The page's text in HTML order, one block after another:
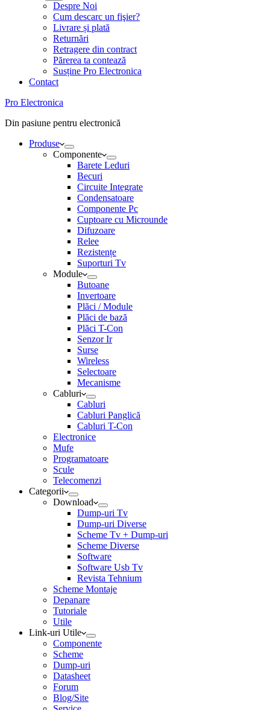
Despre Noi
Cum descarc un fişier?
Livrare și plată
Returnări
Retragere din contract
Părerea ta contează
Susține Pro Electronica
Contact
Pro Electronica
Din pasiune pentru electronică
Produse
Componente
Barete Leduri
Becuri
Circuite Integrate
Condensatoare
Componente Pc
Cuptoare cu Microunde
Difuzoare
Relee
Rezistențe
Suporturi Tv
Module
Butoane
Invertoare
Plăci / Module
Plăci de bază
Plăci T-Con
Senzor Ir
Surse
Wireless
Selectoare
Mecanisme
Cabluri
Cabluri
Cabluri Panglică
Cabluri T-Con
Electronice
Mufe
Programatoare
Scule
Telecomenzi
Categorii
Download
Dump-uri Tv
Dump-uri Diverse
Scheme Tv + Dump-uri
Scheme Diverse
Software
Software Usb Tv
Revista Tehnium
Scheme Montaje
Depanare
Tutoriale
Utile
Link-uri Utile
Componente
Scheme
Dump-uri
Datasheet
Forum
Blog/Site